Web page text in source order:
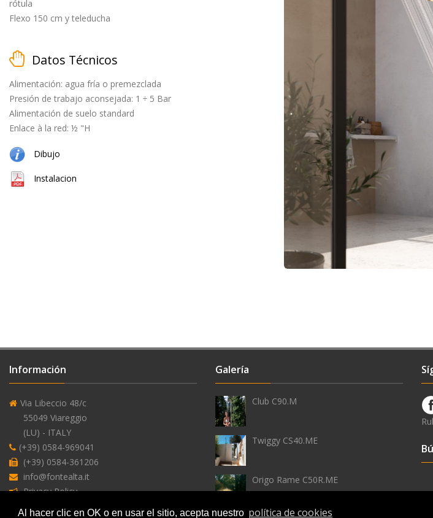
Al hacer clic en OK o en usar el sitio, acepta nuestro política de cookies
cepillado
natural
(cobre
latón)
Equipamiento
teleducha
aireador
para
Alimentación
rótula
Flexo 150 cm y teleducha
Datos Técnicos
Alimentación: agua fría o premezclada
Presión de trabajo aconsejada: 1 ÷ 5 Bar
Alimentación de suelo standard
Enlace à la red: ½ "H
Dibujo
Instalacion
Información
Via Libeccio 48/c
55049 Viareggio
(LU) - ITALY
(+39) 0584-969041
(+39) 0584-361206
info@fontealta.it
Privacy Policy
Galería
Club C90.M
Twiggy CS40.ME
Origo Rame C50R.ME